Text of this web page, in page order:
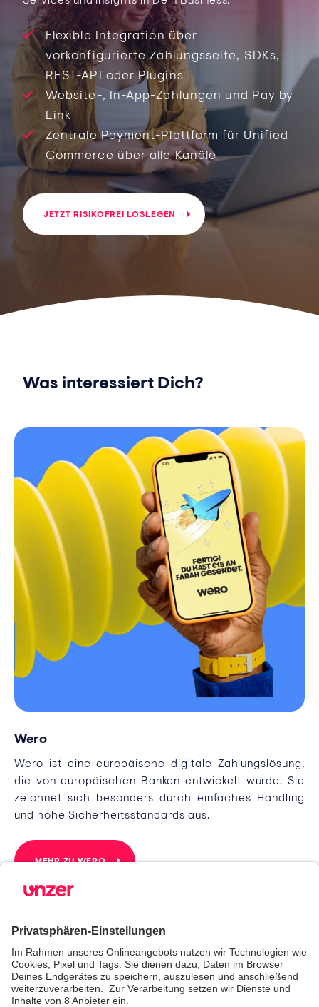
Flexible Integration über
vorkonfigurierte Zahlungsseite, SDKs,
REST-API oder Plugins
Website-, In-App-Zahlungen und Pay by
Link
Zentrale Payment-Plattform für Unified
Commerce über alle Kanäle
JETZT RISIKOFREI LOSLEGEN
Was interessiert Dich?
Wero
Wero ist eine europäische digitale Zahlungslösung,
die von europäischen Banken entwickelt wurde. Sie
zeichnet sich besonders durch einfaches Handling
und hohe Sicherheitsstandards aus.
MEHR ZU WERO